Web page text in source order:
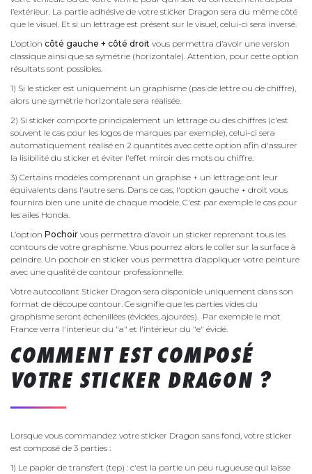
l’extérieur. La partie adhésive de votre sticker Dragon sera du même côté
que le visuel. Et si un lettrage est présent sur le visuel, celui-ci sera inversé.
L’option côté gauche + côté droit vous permettra d’avoir une version
classique ainsi que sa symétrie (horizontale). Attention, pour cette option
résultats sont possibles.
1) Si le sticker est uniquement un graphisme (pas de lettre ou de chiffre),
alors une symétrie horizontale sera réalisée.
2) Si sticker comporte principalement un lettrage ou des chiffres (c'est
souvent le cas pour les logos de marques par exemple), celui-ci sera
automatiquement réalisé en 2 quantités avec cette option afin d'assurer
la lisibilité du sticker et éviter l'effet miroir des mots ou chiffre.
3) Certains modèles comprenant un graphise + un lettrage ont leur
équivalents dans l'autre sens. Dans ce cas, l'option gauche + droit vous
fournira bien une unité de chaque modèle. C'est par exemple le cas pour
les ailes Honda.
L’option Pochoir vous permettra d’avoir un sticker reprenant tous les
contours de votre graphisme. Vous pourrez alors le coller sur la surface à
peindre. Un pochoir en sticker vous permettra d’appliquer votre peinture
avec une qualité de contour professionnelle.
Votre autocollant Sticker Dragon sera disponible uniquement dans son
format de découpe contour. Ce signifie que les parties vides du
graphisme seront échenillées (évidées, ajourées). Par exemple le mot
France verra l'interieur du "a" et l'intérieur du "e" évidé.
COMMENT EST COMPOSÉ
VOTRE STICKER DRAGON ?
Lorsque vous commandez votre sticker Dragon sans fond, votre sticker
est composé de 3 parties :
1) Le papier de transfert (tep) : c'est la partie un peu rugueuse qui laisse